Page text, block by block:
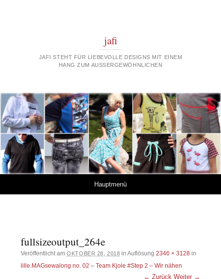
jafi
JAFI STEHT FÜR LIEBEVOLLE DESIGNS MIT EINEM
HANG ZUM AUSSERGEWÖHNLICHEN
Hauptmenü
fullsizeoutput_264e
Veröffentlicht amOKTOBER 28, 2018 in Auflösung2346 × 3128 in
lille.MAGsewalong no. 02 – Team Kjole #Step 2 – Wir nähen
← Zurück Weiter →